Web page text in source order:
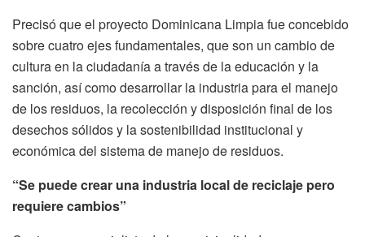
Precisó que el proyecto Dominicana Limpia fue concebido
sobre cuatro ejes fundamentales, que son un cambio de
cultura en la ciudadanía a través de la educación y la
sanción, así como desarrollar la industria para el manejo
de los residuos, la recolección y disposición final de los
desechos sólidos y la sostenibilidad institucional y
económica del sistema de manejo de residuos.
“Se puede crear una industria local de reciclaje pero
requiere cambios”